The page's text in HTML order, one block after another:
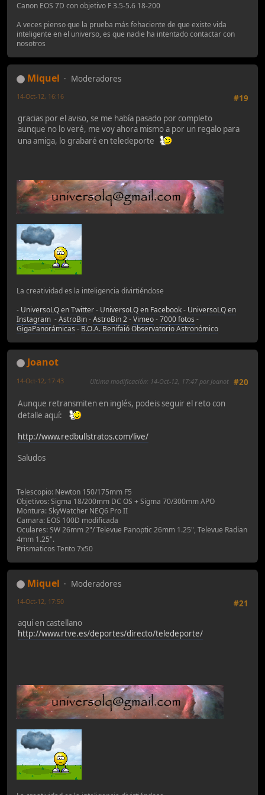
Canon EOS 7D con objetivo F 3.5-5.6 18-200
A veces pienso que la prueba más fehaciente de que existe vida
inteligente en el universo, es que nadie ha intentado contactar con
nosotros
Miquel
Moderadores
#19
14-Oct-12, 16:16
gracias por el aviso, se me había pasado por completo
aunque no lo veré, me voy ahora mismo a por un regalo para
una amiga, lo grabaré en teledeporte
La creatividad es la inteligencia divirtiéndose
- UniversoLQ en Twitter- UniversoLQ en Facebook- UniversoLQ en
Instagram -AstroBin-AstroBin 2-Vimeo-7000 fotos -
GigaPanorámicas - B.O.A. Benifaió Observatorio Astronómico
Joanot
#20
14-Oct-12, 17:43 Ultima modificación: 14-Oct-12, 17:47 por Joanot
Aunque retransmiten en inglés, podeis seguir el reto con
detalle aquí:
http://www.redbullstratos.com/live/
Saludos
Telescopio: Newton 150/175mm F5
Objetivos: Sigma 18/200mm DC OS + Sigma 70/300mm APO
Montura: SkyWatcher NEQ6 Pro II
Camara: EOS 100D modificada
Oculares: SW 26mm 2"/ Televue Panoptic 26mm 1.25", Televue Radian
4mm 1.25".
Prismaticos Tento 7x50
Miquel
Moderadores
#21
14-Oct-12, 17:50
aquí en castellano
http://www.rtve.es/deportes/directo/teledeporte/